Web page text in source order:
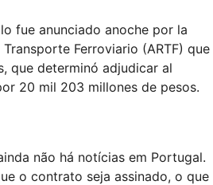
fue anunciado anoche por la
Ferroviario (ARTF) que
que determinó adjudicar al
20 mil 203 millones de pesos.
não há notícias em Portugal.
o contrato seja assinado, o que